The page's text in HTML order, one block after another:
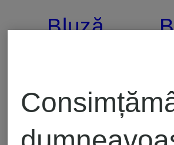
DEN
Bluză
mâneci
3/4
359 lei